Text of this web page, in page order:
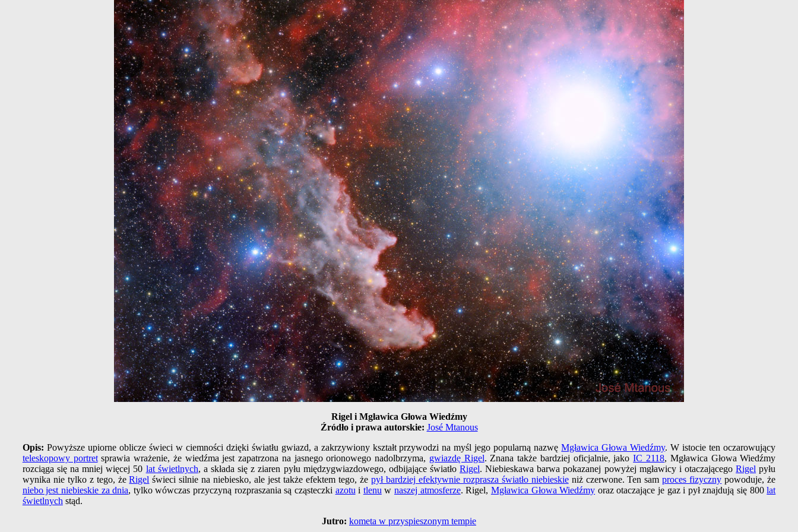
Rigel i Mgławica Głowa Wiedźmy
Źródło i prawa autorskie: José Mtanous
Opis: Powyższe upiorne oblicze świeci w ciemności dzięki światłu gwiazd, a zakrzywiony kształt przywodzi na myśl jego popularną nazwęMgławica Głowa Wiedźmy. W istocie ten oczarowujący
teleskopowy portretsprawia wrażenie, że wiedźma jest zapatrzona na jasnego orionowego nadolbrzyma, gwiazdę Rigel. Znana także bardziej oficjalnie, jakoIC 2118, Mgławica Głowa Wiedźmy
rozciąga się na mniej więcej 50 lat świetlnych, a składa się z ziaren pyłu międzygwiazdowego, odbijające światłoRigel. Niebieskawa barwa pokazanej powyżej mgławicy i otaczającegoRigel pyłu
wynika nie tylko z tego, żeRigel świeci silnie na niebiesko, ale jest także efektem tego, że pył bardziej efektywnie rozprasza światło niebieskieniż czerwone. Ten samproces fizyczny powoduje, że
niebo jest niebieskie za dnia, tylko wówczas przyczyną rozpraszania są cząsteczki azotu i tlenu wnaszej atmosferze. Rigel, Mgławica Głowa Wiedźmy oraz otaczające je gaz i pył znajdują się 800lat
świetlnych stąd.
Jutro: kometa w przyspieszonym tempie